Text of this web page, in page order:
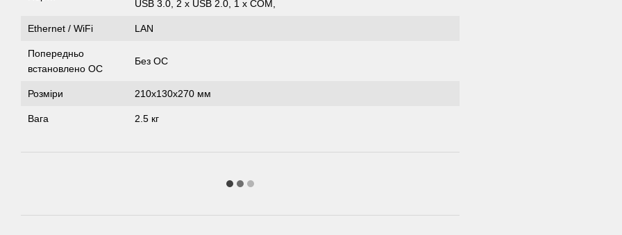
USB 3.0, 2 x USB 2.0, 1 х COM,
Ethernet / WiFi LAN
Попередньо
встановлено ОС
Без ОС
Розміри 210x130x270 мм
Вага 2.5 кг